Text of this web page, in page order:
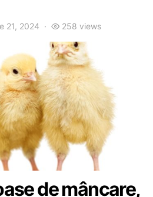
21, 2024 258 views
de mâncare,